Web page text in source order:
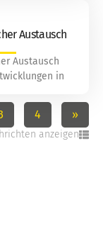
Austausch
Austausch
in
4 »
anzeigen